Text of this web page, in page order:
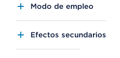
Modo de empleo
Efectos secundarios